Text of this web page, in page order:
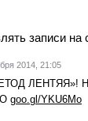
записи на
2014, 21:05
ЛЕНТЯЯ»!
goo.gl/YKU6Mo